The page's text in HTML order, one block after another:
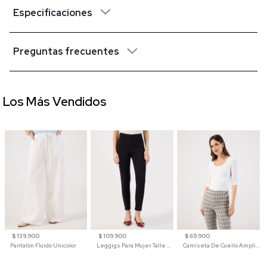
Especificaciones
Preguntas frecuentes
$ 139.900
Pantalón Fluido Unicolor
$ 109.900
Leggigs Para Mujer Talle Alto Liso
$ 69.900
Camiseta De Cuello Amplio Y Manga 3/4 Para Mujer
Los Más Vendidos